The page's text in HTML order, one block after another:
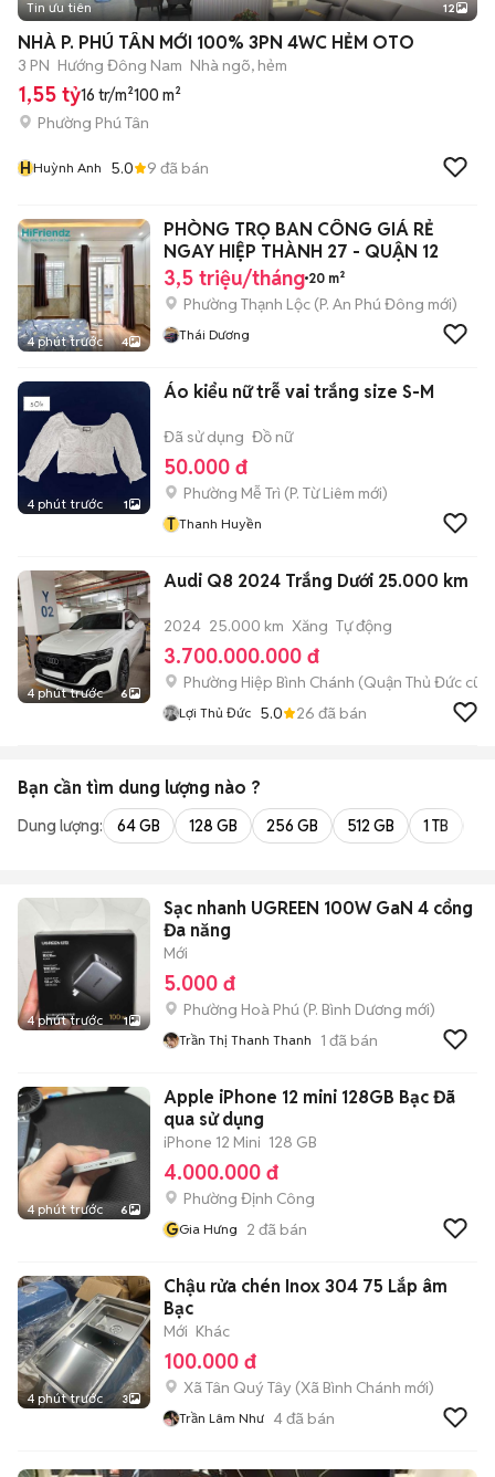
+2
Tin ưu tiên 12
NHÀ P. PHÚ TÂN MỚI 100% 3PN 4WC HẺM OTO
3 PN Hướng Đông Nam Nhà ngõ, hẻm
1,55 tỷ16 tr/m²100 m²
Phường Phú Tân
HHuỳnh Anh 5.0 9 đã bán
4 phút trước 4
PHÒNG TRỌ BAN CÔNG GIÁ RẺ
NGAY HIỆP THÀNH 27 - QUẬN 12
3,5 triệu/tháng 20 m²
Phường Thạnh Lộc (P. An Phú Đông mới)
Thái Dương
4 phút trước 1
Áo kiểu nữ trễ vai trắng size S-M
Đã sử dụng Đồ nữ
50.000 đ
Phường Mễ Trì (P. Từ Liêm mới)
T Thanh Huyền
4 phút trước 6
Audi Q8 2024 Trắng Dưới 25.000 km
2024 25.000 km Xăng Tự động
3.700.000.000 đ
Phường Hiệp Bình Chánh (Quận Thủ Đức cũ)
Lợi Thủ Đức 5.0 26 đã bán
Bạn cần tìm dung lượng nào ?
Dung lượng: 64 GB 128 GB 256 GB 512 GB 1 TB
4 phút trước 1
Sạc nhanh UGREEN 100W GaN 4 cổng
Đa năng
Mới
5.000 đ
Phường Hoà Phú (P. Bình Dương mới)
Trần Thị Thanh Thanh 1 đã bán
4 phút trước 6
Apple iPhone 12 mini 128GB Bạc Đã
qua sử dụng
iPhone 12 Mini 128 GB
4.000.000 đ
Phường Định Công
GGia Hưng 2 đã bán
4 phút trước 3
Chậu rửa chén Inox 304 75 Lắp âm
Bạc
Mới Khác
100.000 đ
Xã Tân Quý Tây (Xã Bình Chánh mới)
Trần Lâm Như 4đã bán